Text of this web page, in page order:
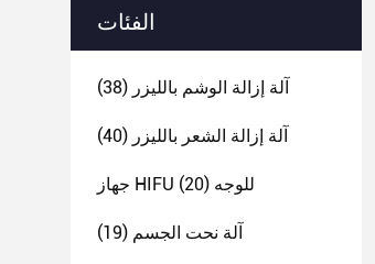
الفئات
آلة إزالة الوشم بالليزر (38)
آلة إزالة الشعر بالليزر (40)
جهاز HIFU للوجه (20)
آلة نحت الجسم (19)